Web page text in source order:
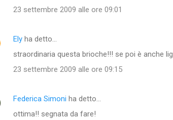
23 settembre 2009 alle ore 09:01
Ely ha detto…
straordinaria questa brioche!!! se poi è anche
23 settembre 2009 alle ore 09:15
Federica Simoni ha detto…
ottima!! segnata da fare!